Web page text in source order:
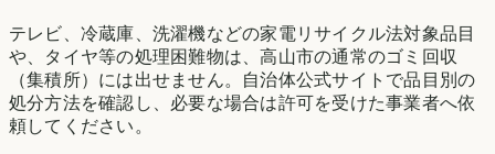
テレビ、冷蔵庫、洗濯機などの家電リサイクル法対象品目
や、タイヤ等の処理困難物は、高山市の通常のゴミ回収
（集積所）には出せません。自治体公式サイトで品目別の
処分方法を確認し、必要な場合は許可を受けた事業者へ依
頼してください。